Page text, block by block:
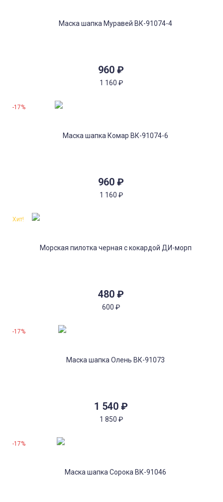
960 ₽
1 160 ₽
960 ₽
1 160 ₽
-17%
480 ₽
600 ₽
Хит!
1 540 ₽
1 850 ₽
-17%
-17%